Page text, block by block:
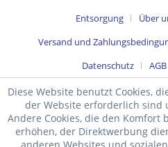
Ich habe die
Mit * gekennzeichnete Felder
Senden
Entsorgung Über
Versand und
Datenschutz
AGB
Diese Website benutzt Cookies,
der Website erforderlich sind
Andere Cookies, die den Komfort
erhöhen, der Direktwerbung